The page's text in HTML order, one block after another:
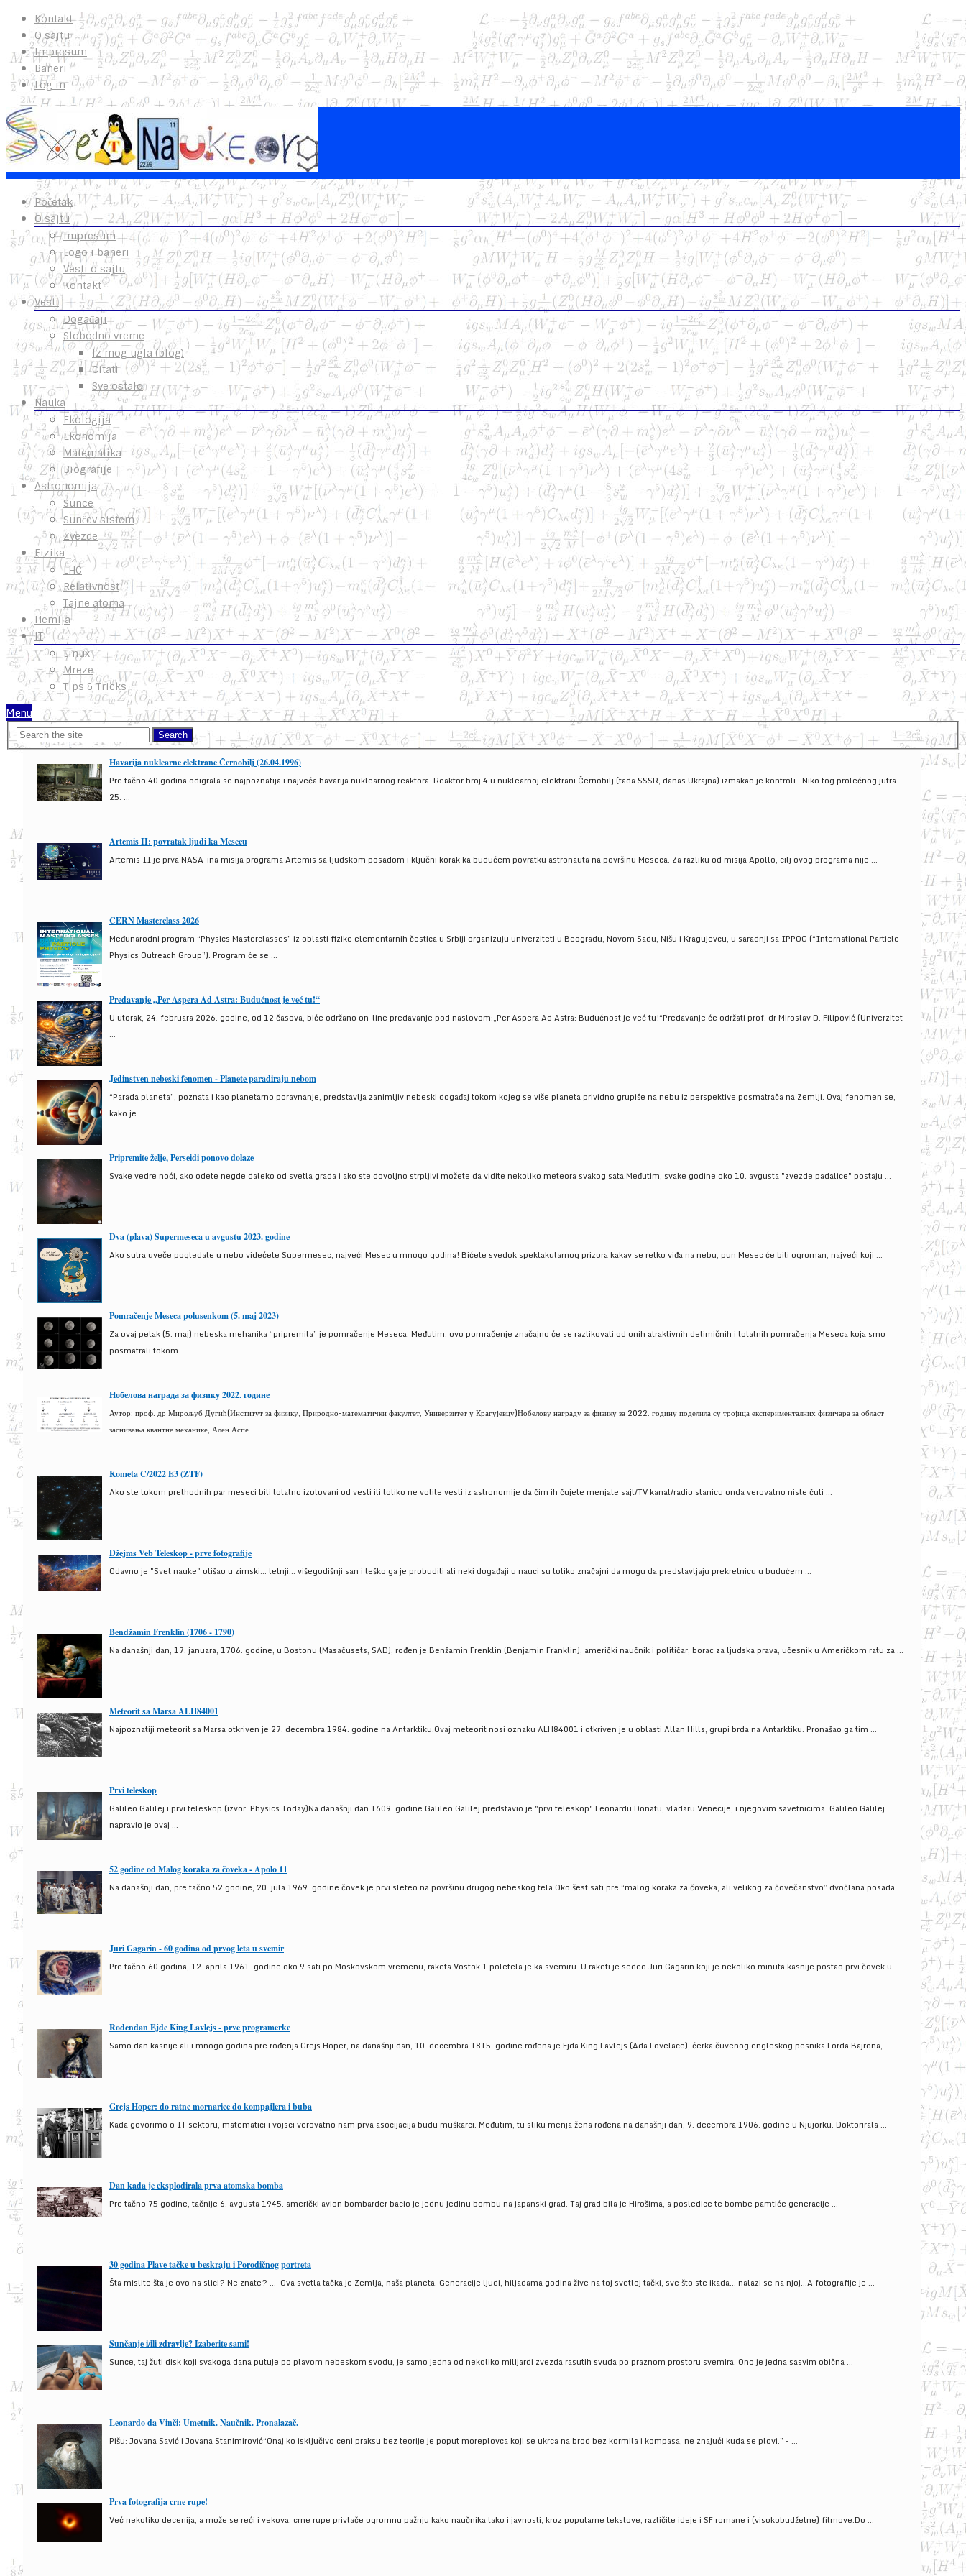
Kontakt
O sajtu
Impresum
Baneri
Log in
Početak
O sajtu
Impresum
Logo i baneri
Vesti o sajtu
Kontakt
Vesti
Događaji
Slobodno vreme
Iz mog ugla (blog)
Citati
Sve ostalo
Nauka
Ekologija
Ekonomija
Matematika
Biografije
Astronomija
Sunce
Sunčev sistem
Zvezde
Fizika
LHC
Relativnost
Tajne atoma
Hemija
IT
Linux
Mreze
Tips & Tricks
Menu
Havarija nuklearne elektrane Černobilj (26.04.1996)
Pre tačno 40 godina odigrala se najpoznatija i najveća havarija nuklearnog reaktora. Reaktor broj 4 u nuklearnoj elektrani Černobilj (tada SSSR, danas Ukrajna) izmakao je kontroli...Niko tog prolećnog jutra
25. ...
Artemis II: povratak ljudi ka Mesecu
Artemis II je prva NASA-ina misija programa Artemis sa ljudskom posadom i ključni korak ka budućem povratku astronauta na površinu Meseca. Za razliku od misija Apollo, cilj ovog programa nije ...
CERN Masterclass 2026
Međunarodni program “Physics Masterclasses” iz oblasti fizike elementarnih čestica u Srbiji organizuju univerziteti u Beogradu, Novom Sadu, Nišu i Kragujevcu, u saradnji sa IPPOG (“International Particle
Physics Outreach Group”). Program će se ...
Predavanje „Per Aspera Ad Astra: Budućnost je već tu!“
U utorak, 24. februara 2026. godine, od 12 časova, biće održano on-line predavanje pod naslovom:„Per Aspera Ad Astra: Budućnost je već tu!“Predavanje će održati prof. dr Miroslav D. Filipović (Univerzitet
...
Jedinstven nebeski fenomen - Planete paradiraju nebom
“Parada planeta”, poznata i kao planetarno poravnanje, predstavlja zanimljiv nebeski događaj tokom kojeg se više planeta prividno grupiše na nebu iz perspektive posmatrača na Zemlji. Ovaj fenomen se,
kako je ...
Pripremite želje, Perseidi ponovo dolaze
Svake vedre noći, ako odete negde daleko od svetla grada i ako ste dovoljno strpljivi možete da vidite nekoliko meteora svakog sata.Međutim, svake godine oko 10. avgusta "zvezde padalice" postaju ...
Dva (plava) Supermeseca u avgustu 2023. godine
Ako sutra uveče pogledate u nebo videćete Supermesec, najveći Mesec u mnogo godina! Bićete svedok spektakularnog prizora kakav se retko viđa na nebu, pun Mesec će biti ogroman, najveći koji ...
Pomračenje Meseca polusenkom (5. maj 2023)
Za ovaj petak (5. maj) nebeska mehanika “pripremila” je pomračenje Meseca, Međutim, ovo pomračenje značajno će se razlikovati od onih atraktivnih delimičnih i totalnih pomračenja Meseca koja smo
posmatrali tokom ...
Нобелова награда за физику 2022. године
Аутор: проф. др Мирољуб Дугић(Институт за физику, Природно-математички факултет, Универзитет у Крагујевцу)Нобелову награду за физику за 2022. годину поделила су тројица експерименталних физичара за област
заснивања квантне механике, Ален Аспе ...
Kometa C/2022 E3 (ZTF)
Ako ste tokom prethodnih par meseci bili totalno izolovani od vesti ili toliko ne volite vesti iz astronomije da čim ih čujete menjate sajt/TV kanal/radio stanicu onda verovatno niste čuli ...
Džejms Veb Teleskop - prve fotografije
Odavno je "Svet nauke" otišao u zimski... letnji... višegodišnji san i teško ga je probuditi ali neki događaji u nauci su toliko značajni da mogu da predstavljaju prekretnicu u budućem ...
Bendžamin Frenklin (1706 - 1790)
Na današnji dan, 17. januara, 1706. godine, u Bostonu (Masačusets, SAD), rođen je Benžamin Frenklin (Benjamin Franklin), američki naučnik i političar, borac za ljudska prava, učesnik u Američkom ratu za ...
Meteorit sa Marsa ALH84001
Najpoznatiji meteorit sa Marsa otkriven je 27. decembra 1984. godine na Antarktiku.Ovaj meteorit nosi oznaku ALH84001 i otkriven je u oblasti Allan Hills, grupi brda na Antarktiku. Pronašao ga tim ...
Prvi teleskop
Galileo Galilej i prvi teleskop (izvor: Physics Today)Na današnji dan 1609. godine Galileo Galilej predstavio je "prvi teleskop" Leonardu Donatu, vladaru Venecije, i njegovim savetnicima. Galileo Galilej
napravio je ovaj ...
52 godine od Malog koraka za čoveka - Apolo 11
Na današnji dan, pre tačno 52 godine, 20. jula 1969. godine čovek je prvi sleteo na površinu drugog nebeskog tela.Oko šest sati pre “malog koraka za čoveka, ali velikog za čovečanstvo” dvočlana posada ...
Juri Gagarin - 60 godina od prvog leta u svemir
Pre tačno 60 godina, 12. aprila 1961. godine oko 9 sati po Moskovskom vremenu, raketa Vostok 1 poletela je ka svemiru. U raketi je sedeo Juri Gagarin koji je nekoliko minuta kasnije postao prvi čovek u ...
Rođendan Ejde King Lavlejs - prve programerke
Samo dan kasnije ali i mnogo godina pre rođenja Grejs Hoper, na današnji dan, 10. decembra 1815. godine rođena je Ejda King Lavlejs (Ada Lovelace), ćerka čuvenog engleskog pesnika Lorda Bajrona, ...
Grejs Hoper: do ratne mornarice do kompajlera i buba
Kada govorimo o IT sektoru, matematici i vojsci verovatno nam prva asocijacija budu muškarci. Međutim, tu sliku menja žena rođena na današnji dan, 9. decembra 1906. godine u Njujorku. Doktorirala ...
Dan kada je eksplodirala prva atomska bomba
Pre tačno 75 godine, tačnije 6. avgusta 1945. američki avion bombarder bacio je jednu jedinu bombu na japanski grad. Taj grad bila je Hirošima, a posledice te bombe pamtiće generacije ...
30 godina Plave tačke u beskraju i Porodičnog portreta
Šta mislite šta je ovo na slici? Ne znate? … Ova svetla tačka je Zemlja, naša planeta. Generacije ljudi, hiljadama godina žive na toj svetloj tački, sve što ste ikada… nalazi se na njoj…A fotografije je ...
Sunčanje i/ili zdravlje? Izaberite sami!
Sunce, taj žuti disk koji svakoga dana putuje po plavom nebeskom svodu, je samo jedna od nekoliko milijardi zvezda rasutih svuda po praznom prostoru svemira. Ono je jedna sasvim obična ...
Leonardo da Vinči: Umetnik. Naučnik. Pronalazač.
Pišu: Jovana Savić i Jovana Stanimirović“Onaj ko isključivo ceni praksu bez teorije je poput moreplovca koji se ukrca na brod bez kormila i kompasa, ne znajući kuda se plovi.” - ...
Prva fotografija crne rupe!
Već nekoliko decenija, a može se reći i vekova, crne rupe privlače ogromnu pažnju kako naučnika tako i javnosti, kroz popularne tekstove, različite ideje i SF romane i (visokobudžetne) filmove.Do ...